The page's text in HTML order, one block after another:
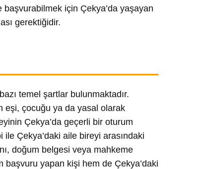
için Çekya’da yaşayan
gerektiğidir.
temel şartlar bulunmaktadır.
eşi, çocuğu ya da yasal olarak
Çekya’da geçerli bir oturum
Çekya’daki aile bireyi arasındaki
doğum belgesi veya mahkeme
yapan kişi hem de Çekya’daki